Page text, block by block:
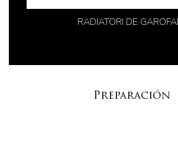
RADIATORI DE
Preparación